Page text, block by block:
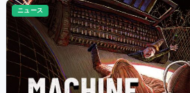
ニュース